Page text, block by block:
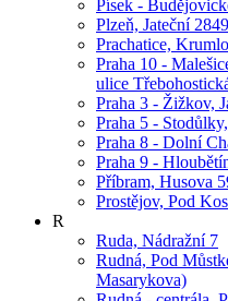
Písek -
Plzeň, Jateční
Prachatice,
Praha 10 -
ulice
Praha 3 - Žižkov,
Praha 5 -
Praha 8 - Dolní
Praha 9 -
Příbram, Husova
Prostějov, Pod
R
Ruda, Nádražní 7
Rudná, Pod
Masarykova)